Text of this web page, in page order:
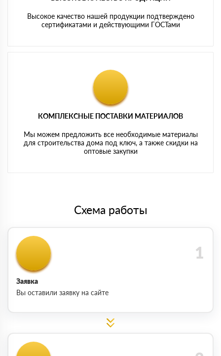
Высокое качество нашей продукции подтверждено
сертификатами и действующими ГОСТами
КОМПЛЕКСНЫЕ ПОСТАВКИ МАТЕРИАЛОВ
Мы можем предложить все необходимые материалы
для строительства дома под ключ, а также скидки на
оптовые закупки
Схема работы
Заявка
Вы оставили заявку на сайте